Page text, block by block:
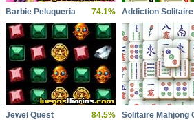
Barbie Peluqueria 74.1% Addiction Solitaire
Jewel Quest 84.5%